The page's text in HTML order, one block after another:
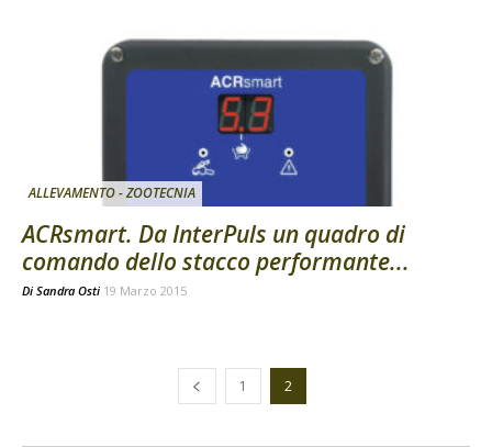
ALLEVAMENTO - ZOOTECNIA
ACRsmart. Da InterPuls un quadro di
comando dello stacco performante...
Di Sandra Osti 19 Marzo 2015
1 2